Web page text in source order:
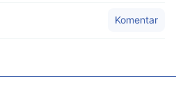
Komentar